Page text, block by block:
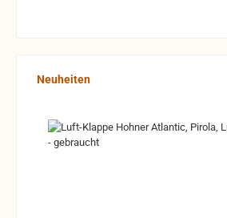
Produktgalerie überspringen
Neuheiten